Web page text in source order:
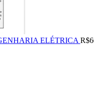
ELÉTRICA R$